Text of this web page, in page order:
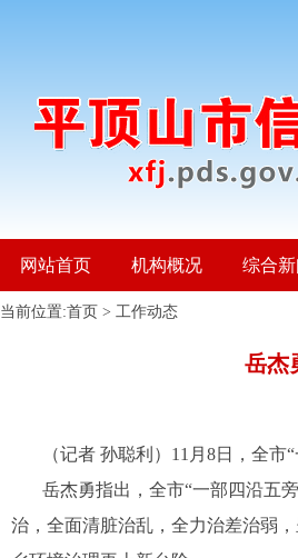
网站首页 机构概况 综合新
当前位置:首页 > 工作动态
岳杰
（记者 孙聪利）11月8日，全
岳杰勇指出，全市“一部四沿五
治，全面清脏治乱，全力治差治弱